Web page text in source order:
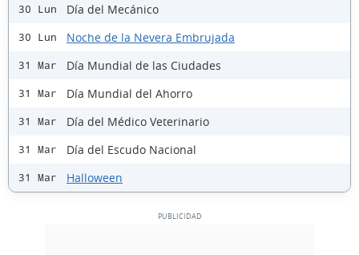
30 Lun Día del Mecánico
30 Lun Noche de la Nevera Embrujada
31 Mar Día Mundial de las Ciudades
31 Mar Día Mundial del Ahorro
31 Mar Día del Médico Veterinario
31 Mar Día del Escudo Nacional
31 Mar Halloween